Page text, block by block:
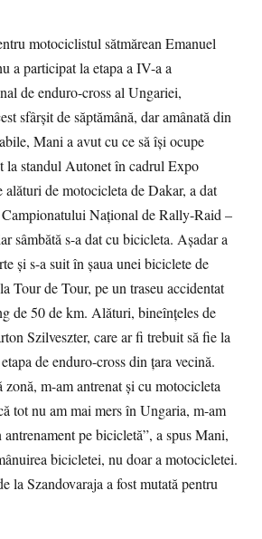
motociclistul sătmărean Emanuel
a participat la etapa a IV-a a
de enduro-cross al Ungariei,
sfârşit de săptămână, dar amânată din
Mani a avut cu ce să îşi ocupe
la standul Autonet în cadrul Expo
de motocicleta de Dakar, a dat
Naţional de Rally-Raid –
sâmbătă s-a dat cu bicicleta. Aşadar a
şi s-a suit în şaua unei biciclete de
Tour de Tour, pe un traseu accidentat
de 50 de km. Alături, bineînţeles de
Szilveszter, care ar fi trebuit să fie la
de enduro-cross din ţara vecină.
zonă, m-am antrenat şi cu motocicleta
tot nu am mai mers în Ungaria, m-am
pe bicicletă”, a spus Mani,
bicicletei, nu doar a motocicletei.
la Szandovaraja a fost mutată pentru